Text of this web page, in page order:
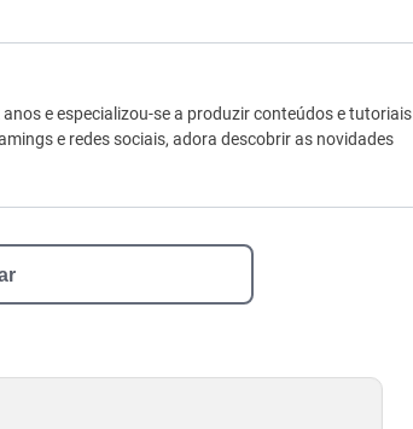
e especializou-se a produzir conteúdos e tutoriais
e redes sociais, adora descobrir as novidades